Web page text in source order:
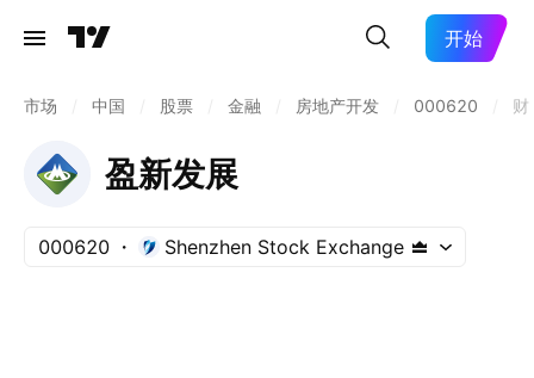
开始
市场 中国 股票 金融 房地产开发 000620 财
盈新发展
000620 Shenzhen Stock Exchange